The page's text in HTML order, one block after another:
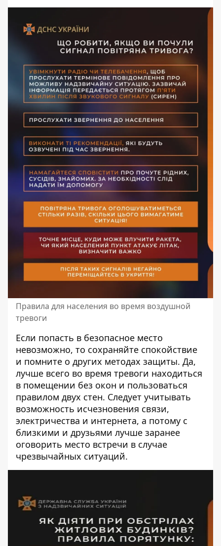
Правила для населения во время воздушной
тревоги
Если попасть в безопасное место
невозможно, то сохраняйте спокойствие
и помните о других методах защиты. Да,
лучше всего во время тревоги находиться
в помещении без окон и пользоваться
правилом двух стен. Следует учитывать
возможность исчезновения связи,
электричества и интернета, а потому с
близкими и друзьями лучше заранее
оговорить место встречи в случае
чрезвычайных ситуаций.